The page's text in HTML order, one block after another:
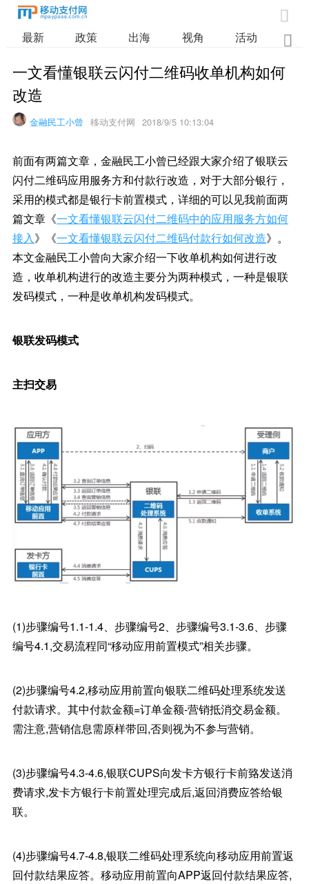

最新 政策 出海 视角 活动 业

一文看懂银联云闪付二维码收单机构如何
改造
金融民工小曾 移动支付网 2018/9/5 10:13:04
前面有两篇文章，金融民工小曾已经跟大家介绍了银联云
闪付二维码应用服务方和付款行改造，对于大部分银行，
采用的模式都是银行卡前置模式，详细的可以见我前面两
篇文章《一文看懂银联云闪付二维码中的应用服务方如何
接入》《一文看懂银联云闪付二维码付款行如何改造》。
本文金融民工小曾向大家介绍一下收单机构如何进行改
造，收单机构进行的改造主要分为两种模式，一种是银联
发码模式，一种是收单机构发码模式。
银联发码模式
主扫交易
(1)步骤编号1.1-1.4、步骤编号2、步骤编号3.1-3.6、步骤
编号4.1,交易流程同“移动应用前置模式”相关步骤。
(2)步骤编号4.2,移动应用前置向银联二维码处理系统发送
付款请求。其中付款金额=订单金额-营销抵消交易金额。
需注意,营销信息需原样带回,否则视为不参与营销。
(3)步骤编号4.3-4.6,银联CUPS向发卡方银行卡前臵发送消
费请求,发卡方银行卡前置处理完成后,返回消费应答给银
联。
(4)步骤编号4.7-4.8,银联二维码处理系统向移动应用前置返
回付款结果应答。移动应用前置向APP返回付款结果应答,